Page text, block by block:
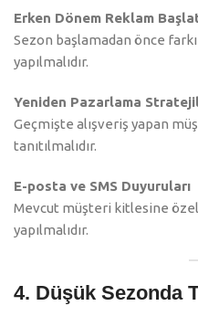
Erken Dönem Reklam
Sezon başlamadan önce
yapılmalıdır.
Yeniden Pazarlama
Geçmişte alışveriş yapan
tanıtılmalıdır.
E-posta ve SMS Duyuruları
Mevcut müşteri kitlesine
yapılmalıdır.
4. Düşük Sezonda